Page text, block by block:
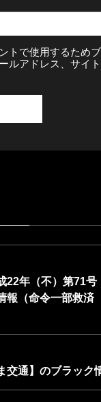
トで使用するため
ルアドレス、サイト
22年（不）第71
報（命令一部救済
交通】のブラック